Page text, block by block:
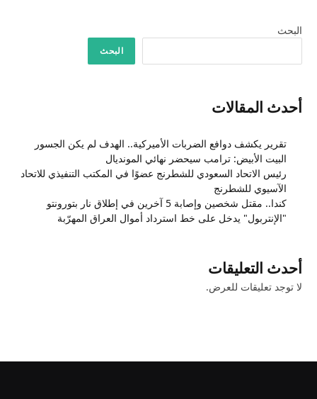
البحث
البحث
أحدث المقالات
تقرير يكشف دوافع الضربات الأميركية.. الهدف لم يكن الجسور
البيت الأبيض: ترامب سيحضر نهائي المونديال
رئيس الاتحاد السعودي للشطرنج عضوًا في المكتب التنفيذي للاتحاد
الآسيوي للشطرنج
كندا.. مقتل شخصين وإصابة 5 آخرين في إطلاق نار بتورونتو
"الإنتربول" يدخل على خط استرداد أموال العراق المهرّبة
أحدث التعليقات
لا توجد تعليقات للعرض.